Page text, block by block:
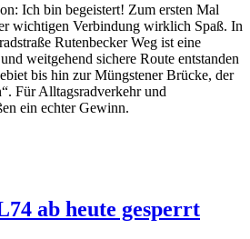
Ich bin begeistert! Zum ersten Mal
wichtigen Verbindung wirklich Spaß. In
Rutenbecker Weg ist eine
weitgehend sichere Route entstanden
bis hin zur Müngstener Brücke, der
Für Alltagsradverkehr und
ein echter Gewinn.
ab heute gesperrt